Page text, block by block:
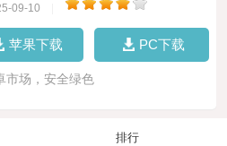
09-10
苹果下载 PC下载
市场，安全绿色
排行